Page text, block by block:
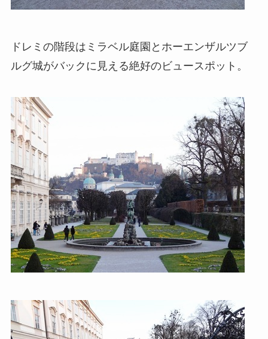
ドレミの階段はミラベル庭園とホーエンザルツブ
ルグ城がバックに見える絶好のビュースポット。